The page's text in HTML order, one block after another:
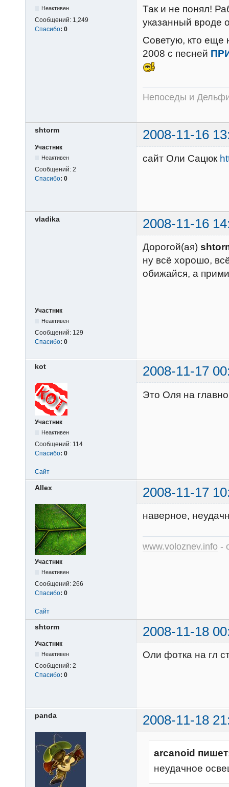
Неактивен
Сообщений: 1,249
Спасибо: 0
Так и не понял!
указанный вроде
Советую, кто еще
2008 с песней
Непоседы и
shtorm 2008-11-16
Участник
Неактивен
Сообщений: 2
Спасибо: 0
сайт Оли Сацюк
vladika 2008-11-16
Участник
Неактивен
Сообщений: 129
Спасибо: 0
Дорогой(ая)
ну всё хорошо,
обижайся, а
kot 2008-11-17
Участник
Неактивен
Сообщений: 114
Спасибо: 0
Это Оля на
Сайт
Allex 2008-11-17
Участник
Неактивен
Сообщений: 266
Спасибо: 0
наверное,
www.voloznev.info -
Сайт
shtorm 2008-11-18
Участник
Неактивен
Сообщений: 2
Спасибо: 0
Оли фотка на гл
panda 2008-11-18
arcanoid
неудачное